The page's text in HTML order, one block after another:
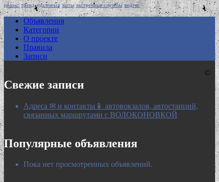
релакс тренд удаленная хиты экстренные службы яндекс
Объявления
Категории
О проекте
Правила
Записи
Свежие записи
Адреса ✉ и контакты📱 автовокзалов, автостанций,
связанных маршрутами с ВОЛОКОНОВКОЙ
Популярные объявления
Пока нет просмотренных объявлений.
©